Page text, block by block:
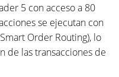
5 con acceso a 80
se ejecutan con
Order Routing), lo
de las transacciones de